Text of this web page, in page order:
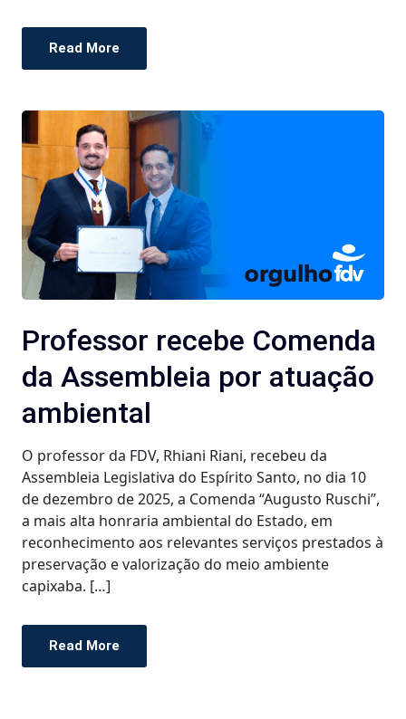
Read More
Professor recebe Comenda
da Assembleia por atuação
ambiental
O professor da FDV, Rhiani Riani, recebeu da
Assembleia Legislativa do Espírito Santo, no dia 10
de dezembro de 2025, a Comenda “Augusto Ruschi”,
a mais alta honraria ambiental do Estado, em
reconhecimento aos relevantes serviços prestados à
preservação e valorização do meio ambiente
capixaba. […]
Read More